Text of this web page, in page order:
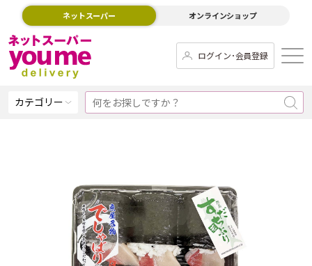
ネットスーパー オンラインショップ
ログイン･会員登録
カテゴリー